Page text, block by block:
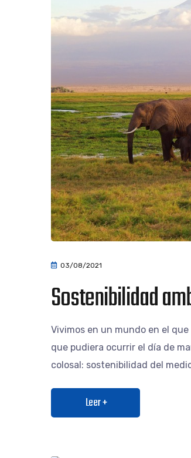
03/08/2021
Sostenibilidad
Vivimos en un mundo en el
que pudiera ocurrir el día de
colosal: sostenibilidad del
Leer +